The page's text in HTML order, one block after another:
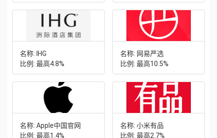
名称: IHG
比例: 最高4.8%
名称: 网易严选
比例: 最高10.5%
名称: Apple中国官网
比例: 最高1.4%
名称: 小米有品
比例: 最高2.7%